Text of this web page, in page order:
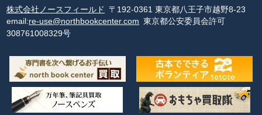
株式会社ノースフィールド
〒192-0361 東京都八王子市越野8-23
email:re-use@northbookcenter.com 東京都公安委員会許可
308761008329号